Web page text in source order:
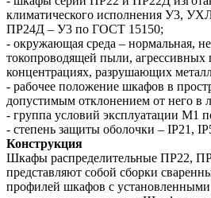
климатического исполнения У3,
ПР24Д – У3 по ГОСТ 15150;
- окружающая среда – нормальная,
токопроводящей пыли, агрессивных
концентрациях, разрушающих
- рабочее положение шкафов в
допустимым отклонением от него в
- группа условий эксплуатации М1
- степень защиты оболочки – IP21,
Конструкция
Шкафы распределительные ПР22,
представляют собой сборки
профилей шкафов с